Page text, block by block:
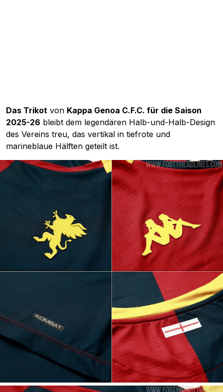
Das Trikot von Kappa Genoa C.F.C. für die Saison
2025-26 bleibt dem legendären Halb-und-Halb-Design
des Vereins treu, das vertikal in tiefrote und
marineblaue Hälften geteilt ist.